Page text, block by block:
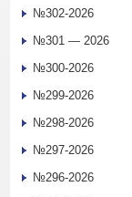
№302-2026
№301 — 2026
№300-2026
№299-2026
№298-2026
№297-2026
№296-2026